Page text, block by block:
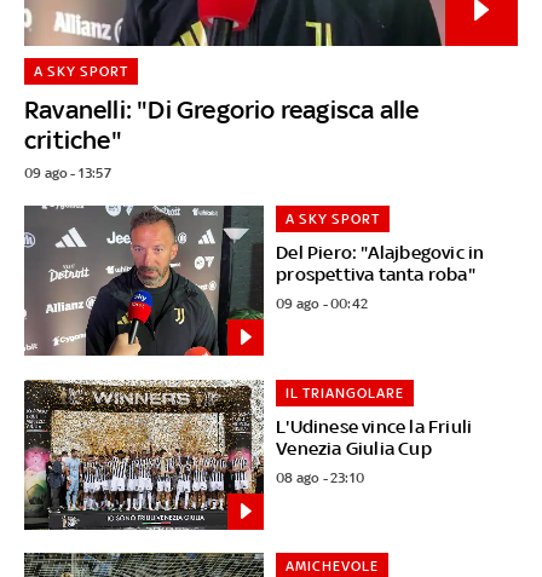
Ravanelli: "Di Gregorio reagisca alle
critiche"
A SKY SPORT
09 ago - 13:57
Del Piero: "Alajbegovic in
prospettiva tanta roba"
A SKY SPORT
09 ago - 00:42
L'Udinese vince la Friuli
Venezia Giulia Cup
IL TRIANGOLARE
08 ago - 23:10
AMICHEVOLE